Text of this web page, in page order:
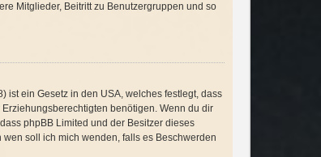
Mitglieder, Beitritt zu Benutzergruppen und so
ist ein Gesetz in den USA, welches festlegt, dass
benötigen. Wenn du dir
phpBB Limited und der Besitzer dieses
soll ich mich wenden, falls es Beschwerden